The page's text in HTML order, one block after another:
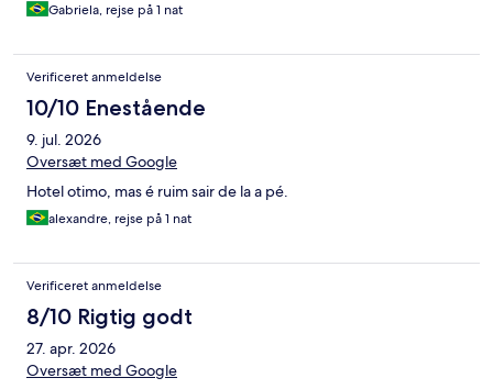
Gabriela, rejse på 1 nat
Verificeret anmeldelse
10/10 Enestående
9. jul. 2026
Oversæt med Google
Hotel otimo, mas é ruim sair de la a pé.
alexandre, rejse på 1 nat
Verificeret anmeldelse
8/10 Rigtig godt
27. apr. 2026
Oversæt med Google